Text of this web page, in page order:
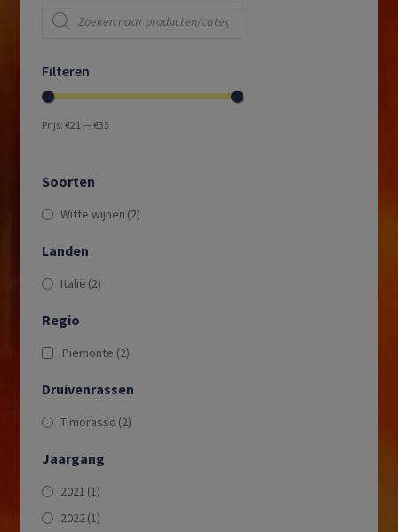
Producten
zoeken
Filteren
Prijs: €21— €33
Soorten
Witte wijnen (2)
Landen
Italië (2)
Regio
Piemonte (2)
Druivenrassen
Timorasso (2)
Jaargang
2021 (1)
2022(1)